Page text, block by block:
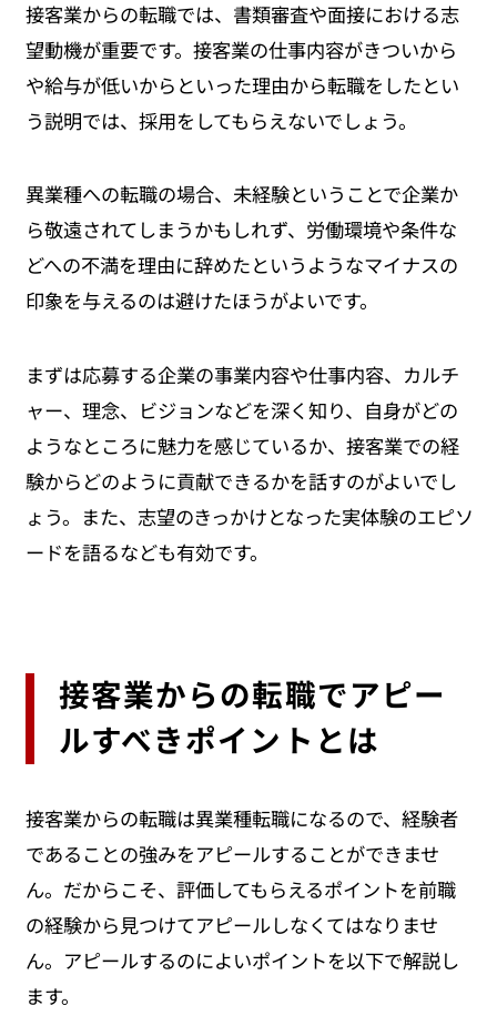
接客業からの転職では、書類審査や面接における志
望動機が重要です。接客業の仕事内容がきついから
や給与が低いからといった理由から転職をしたとい
う説明では、採用をしてもらえないでしょう。
異業種への転職の場合、未経験ということで企業か
ら敬遠されてしまうかもしれず、労働環境や条件な
どへの不満を理由に辞めたというようなマイナスの
印象を与えるのは避けたほうがよいです。
まずは応募する企業の事業内容や仕事内容、カルチ
ャー、理念、ビジョンなどを深く知り、自身がどの
ようなところに魅力を感じているか、接客業での経
験からどのように貢献できるかを話すのがよいでし
ょう。また、志望のきっかけとなった実体験のエピソ
ードを語るなども有効です。
接客業からの転職でアピー
ルすべきポイントとは
接客業からの転職は異業種転職になるので、経験者
であることの強みをアピールすることができませ
ん。だからこそ、評価してもらえるポイントを前職
の経験から見つけてアピールしなくてはなりませ
ん。アピールするのによいポイントを以下で解説し
ます。